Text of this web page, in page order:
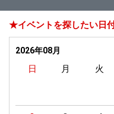
★イベントを探したい日
2026年08月
日 月 火